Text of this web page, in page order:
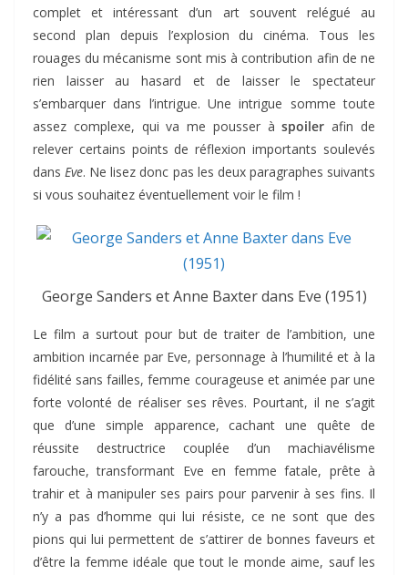
complet et intéressant d’un art souvent relégué au
second plan depuis l’explosion du cinéma. Tous les
rouages du mécanisme sont mis à contribution afin de ne
rien laisser au hasard et de laisser le spectateur
s’embarquer dans l’intrigue. Une intrigue somme toute
assez complexe, qui va me pousser àspoiler afin de
relever certains points de réflexion importants soulevés
dansEve. Ne lisez donc pas les deux paragraphes suivants
si vous souhaitez éventuellement voir le film !
George Sanders et Anne Baxter dans Eve (1951)
Le film a surtout pour but de traiter de l’ambition, une
ambition incarnée par Eve, personnage à l’humilité et à la
fidélité sans failles, femme courageuse et animée par une
forte volonté de réaliser ses rêves. Pourtant, il ne s’agit
que d’une simple apparence, cachant une quête de
réussite destructrice couplée d’un machiavélisme
farouche, transformant Eve en femme fatale, prête à
trahir et à manipuler ses pairs pour parvenir à ses fins. Il
n’y a pas d’homme qui lui résiste, ce ne sont que des
pions qui lui permettent de s’attirer de bonnes faveurs et
d’être la femme idéale que tout le monde aime, sauf les